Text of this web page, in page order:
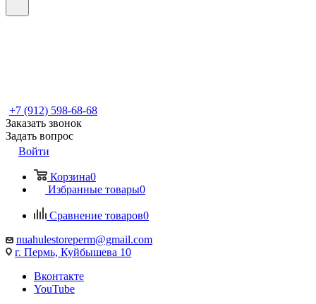
+7 (912) 598-68-68
Заказать звонок
Задать вопрос
Войти
Корзина0
Избранные товары0
Сравнение товаров0
nuahulestoreperm@gmail.com
г. Пермь, Куйбышева 10
Вконтакте
YouTube